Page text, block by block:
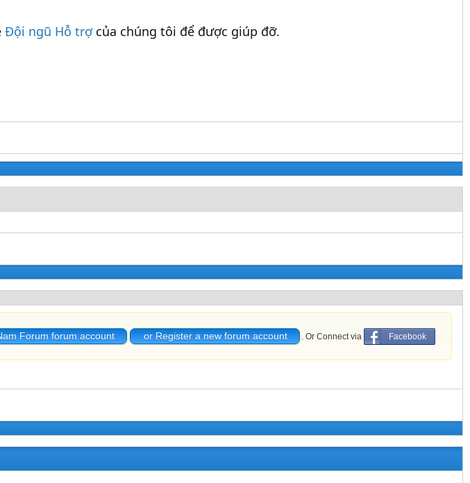
Đội ngũ Hỗ trợ của chúng tôi để được giúp đỡ.
Forum forum account or Register a new forum account . Or Connect via Facebook